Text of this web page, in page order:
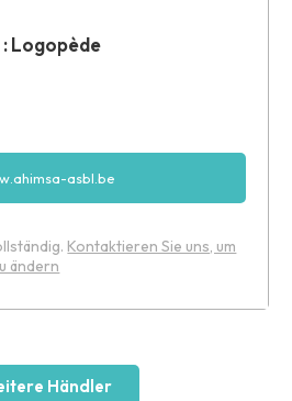
Logopède
asbl.be
Kontaktieren Sie uns, um
ändern
Händler